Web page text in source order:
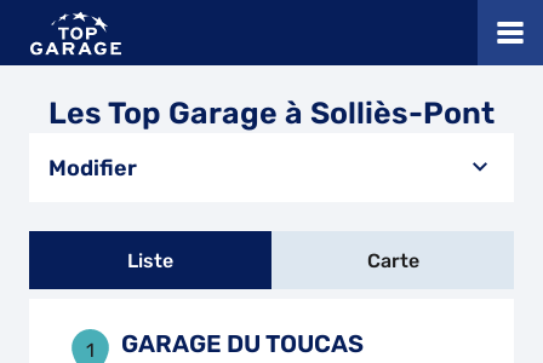
Les Top Garage à Solliès-Pont
Modifier
Liste Carte
1 GARAGE DU TOUCAS